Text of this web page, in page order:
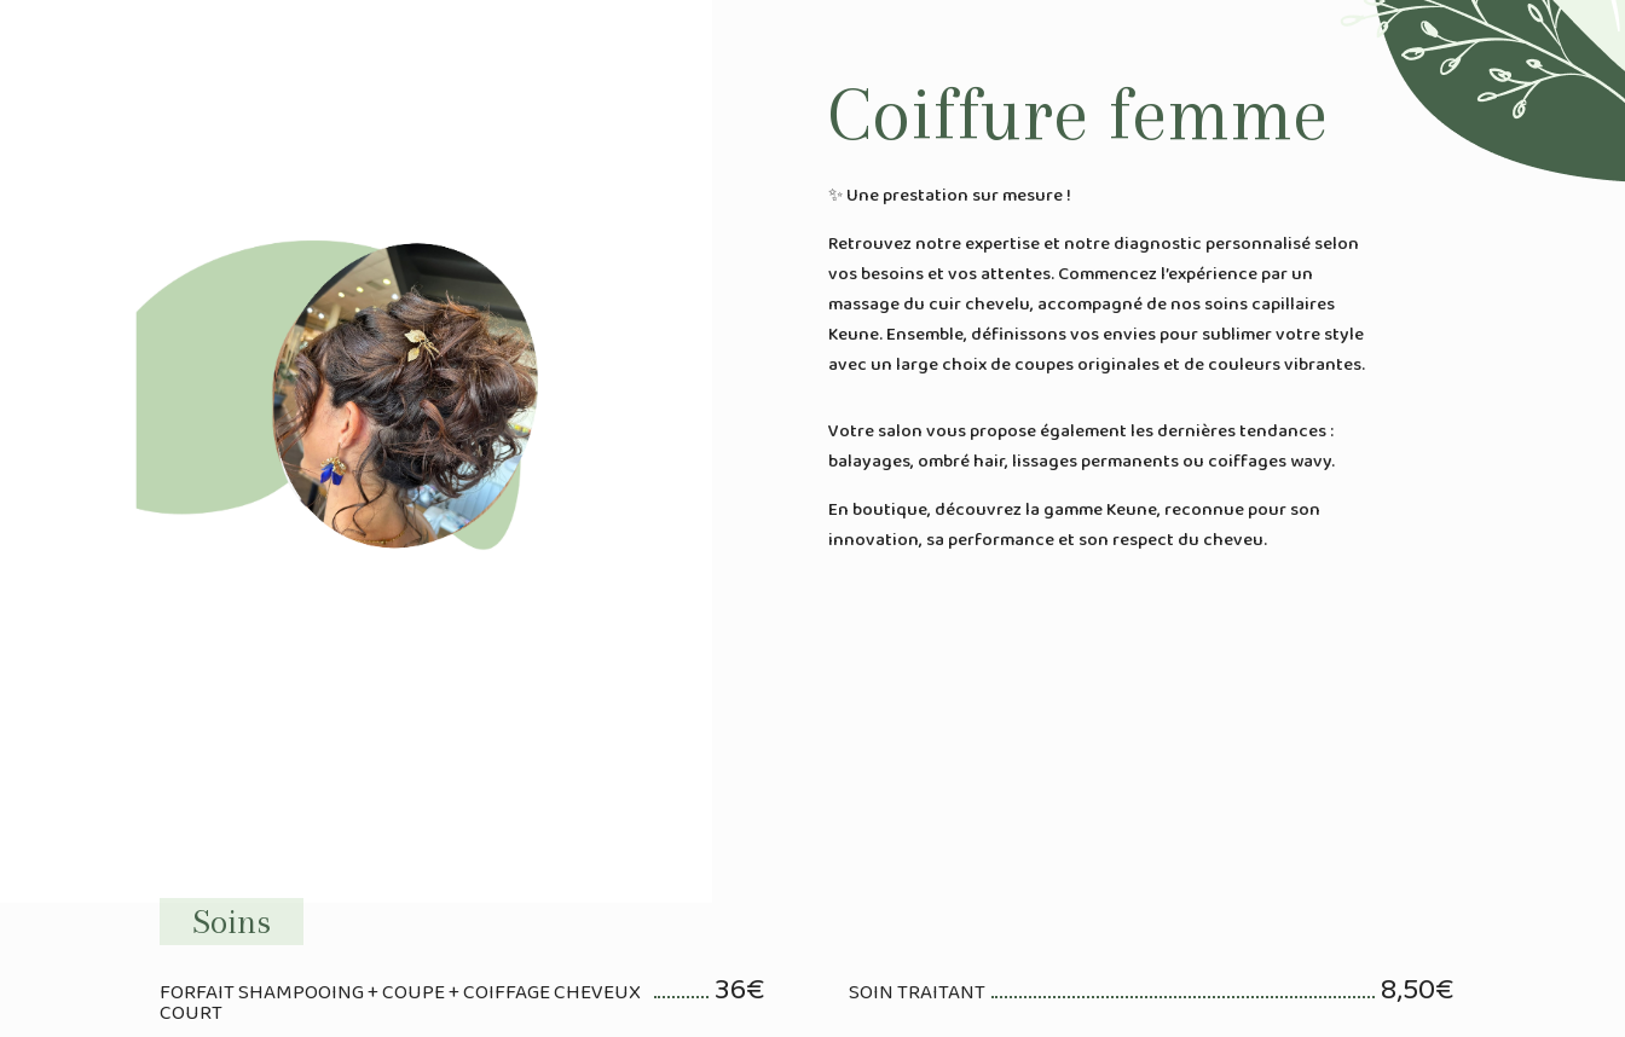
Coiffure femme
✨ Une prestation sur mesure !
Retrouvez notre expertise et notre diagnostic personnalisé selon
vos besoins et vos attentes. Commencez l’expérience par un
massage du cuir chevelu, accompagné de nos soins capillaires
Keune. Ensemble, définissons vos envies pour sublimer votre style
avec un large choix de coupes originales et de couleurs vibrantes.
Votre salon vous propose également les dernières tendances :
balayages, ombré hair, lissages permanents ou coiffages wavy.
En boutique, découvrez la gamme Keune, reconnue pour son
innovation, sa performance et son respect du cheveu.
Soins
FORFAIT SHAMPOOING + COUPE + COIFFAGE CHEVEUX
COURT 36€ SOIN TRAITANT 8,50€